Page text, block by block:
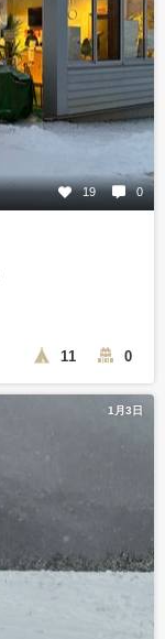
19 0
11 0
1月3日